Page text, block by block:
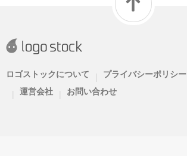
ロゴストックについて | プライバシーポリシー
| 運営会社 | お問い合わせ